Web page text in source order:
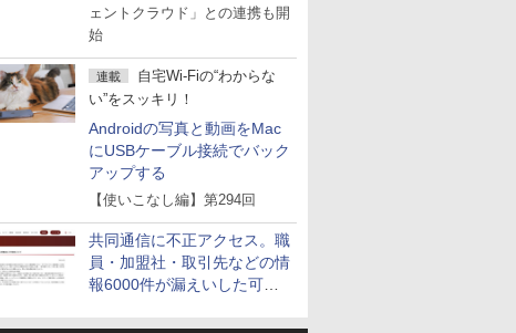
ェントクラウド」との連携も開
始
連載
自宅Wi-Fiの“わからな
い”をスッキリ！
Androidの写真と動画をMac
にUSBケーブル接続でバック
アップする
【使いこなし編】第294回
共同通信に不正アクセス。職
員・加盟社・取引先などの情
報6000件が漏えいした可能